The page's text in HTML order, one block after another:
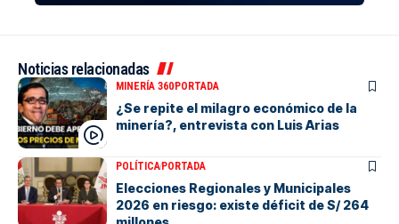
Noticias relacionadas
MINERÍA 360PORTADA
¿Se repite el milagro económico de la
minería?, entrevista con Luis Arias
POLÍTICAPORTADA
Elecciones Regionales y Municipales
2026 en riesgo: existe déficit de S/ 264